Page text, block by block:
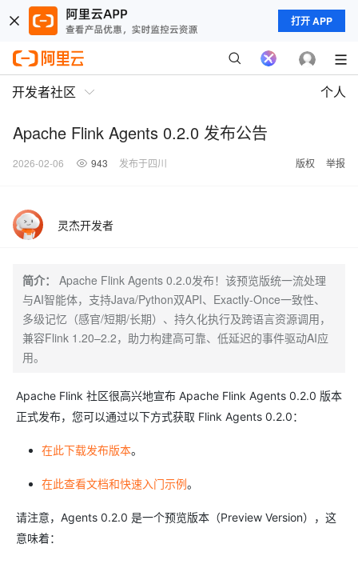
打开 APP
开发者社区 个人
Apache Flink Agents 0.2.0 发布公告
2026-02-06 943 发布于四川 版权 举报
灵杰开发者
简介：
Apache Flink Agents 0.2.0发布！该预览版统一流处理
与AI智能体，支持Java/Python双API、Exactly-Once一致性、
多级记忆（感官/短期/长期）、持久化执行及跨语言资源调用，
兼容Flink 1.20–2.2，助力构建高可靠、低延迟的事件驱动AI应
用。
Apache Flink 社区很高兴地宣布 Apache Flink Agents 0.2.0 版本
正式发布，您可以通过以下方式获取 Flink Agents 0.2.0：
在此下载发布版本。
在此查看文档和快速入门示例。
请注意，Agents 0.2.0 是一个预览版本（Preview Version），这
意味着：